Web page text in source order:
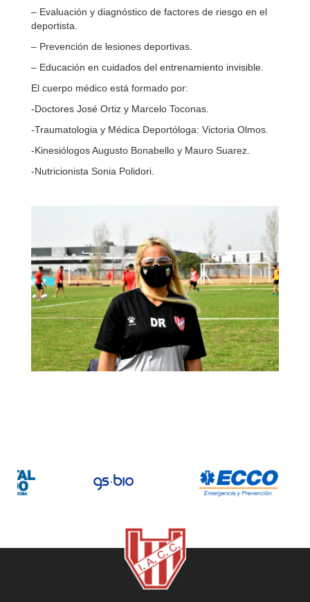
– Evaluación y diagnóstico de factores de riesgo en el
deportista.
– Prevención de lesiones deportivas.
– Educación en cuidados del entrenamiento invisible.
El cuerpo médico está formado por:
-Doctores José Ortiz y Marcelo Toconas.
-Traumatologia y Médica Deportóloga: Victoria Olmos.
-Kinesiólogos Augusto Bonabello y Mauro Suarez.
-Nutricionista Sonia Polidori.